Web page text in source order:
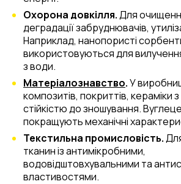
Охорона довкілля.Для
деградації забруднювачів,
Наприклад, нанопористі
використовуються для
з води.
Матеріалознавство.У
композитів, покриттів, кераміки
стійкістю до зношування.
покращують механічні
Текстильна промисловість.
тканин із антимікробними,
водовідштовхувальними та
властивостями.